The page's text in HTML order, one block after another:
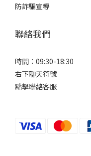
防詐騙宣導
聯絡我們
時間：09:30-18:30
右下聊天符號
點擊聯絡客服